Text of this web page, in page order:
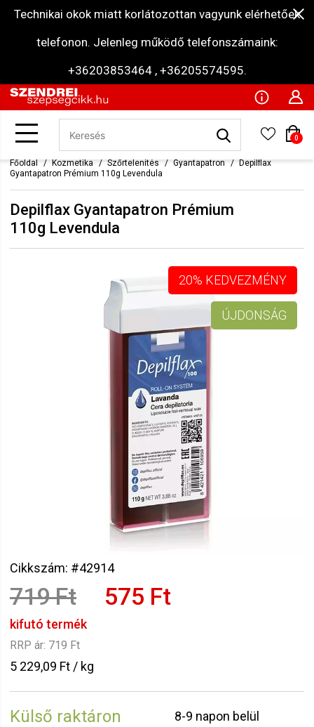
Technikai okok miatt korlátozottan vagyunk elérhetőek
telefonon. Jelenleg működő telefonszámaink:
+36203853464 , +36205574595.
0
Főoldal Kozmetika Szőrtelenítés Gyantapatron
Depilflax
Gyantapatron Prémium 110g Levendula
Depilflax Gyantapatron Prémium
110g Levendula
20% KEDVEZMÉNY
ÚJDONSÁG
Cikkszám: #42914
719 Ft 575 Ft
kifutó termék
RRP ár: 719 Ft
5 229,09 Ft / kg
Külső raktáron
8-9 napon belül